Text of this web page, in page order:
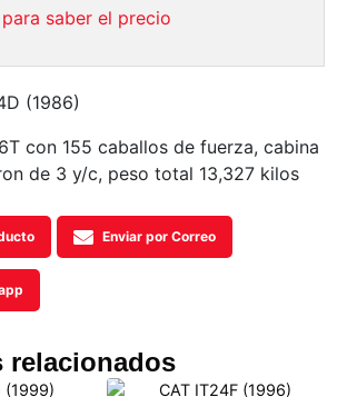
saber el precio
(1986)
con 155 caballos de fuerza, cabina
de 3 y/c, peso total 13,327 kilos
Enviar por Correo
relacionados